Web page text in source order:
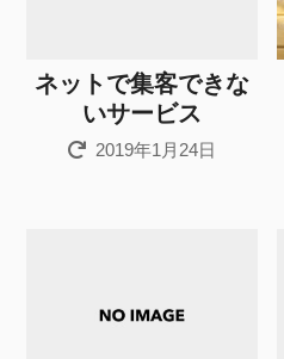
ネットで集客できな
いサービス
2019年1月24日